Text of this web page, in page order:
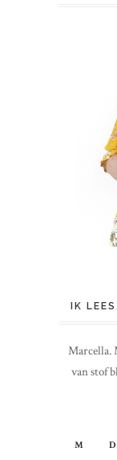
IK
Marcella.
van stof
M
D